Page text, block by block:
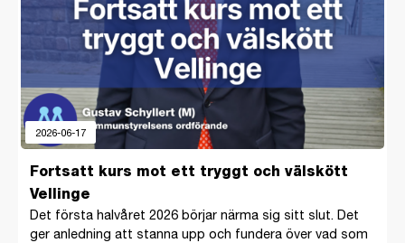
2026-06-17
Fortsatt kurs mot ett tryggt och välskött
Vellinge
Det första halvåret 2026 börjar närma sig sitt slut. Det
ger anledning att stanna upp och fundera över vad som